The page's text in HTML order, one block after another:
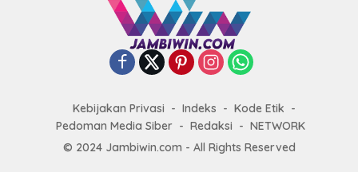
Kebijakan Privasi Indeks
Kode Etik
Pedoman Media Siber
Redaksi
NETWORK
© 2024 Jambiwin.com - All Rights Reserved